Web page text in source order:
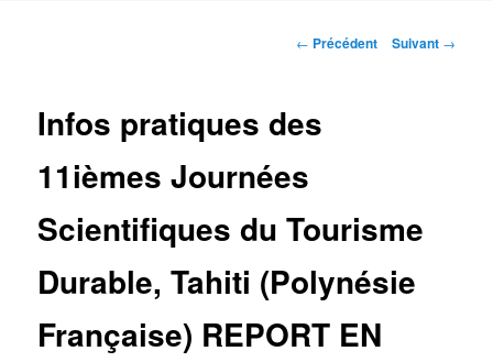
Navigation
← Précédent Suivant →
Infos pratiques des
11ièmes Journées
Scientifiques du Tourisme
Durable, Tahiti (Polynésie
Française) REPORT EN